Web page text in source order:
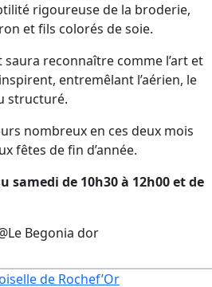
rigoureuse de la broderie,
et fils colorés de soie.
saura reconnaître comme l’art et
entremêlant l’aérien, le
structuré.
nombreux en ces deux mois
fêtes de fin d’année.
samedi de 10h30 à 12h00 et de
Begonia dor
de Rochef’Or